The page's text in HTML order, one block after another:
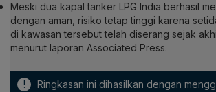
Meski dua kapal tanker LPG India berhasil
dengan aman, risiko tetap tinggi karena
di kawasan tersebut telah diserang sejak
menurut laporan Associated Press.
! Ringkasan ini dihasilkan dengan